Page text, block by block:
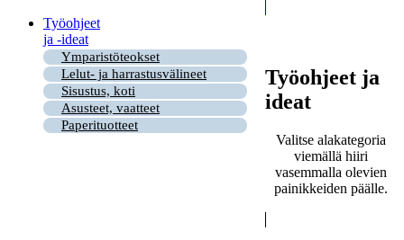
Työohjeet
ja -ideat
Ymparistöteokset
Lelut- ja harrastusvälineet
Sisustus, koti
Asusteet, vaatteet
Paperituotteet
Työohjeet ja
ideat
Valitse alakategoria
viemällä hiiri
vasemmalla olevien
painikkeiden päälle.